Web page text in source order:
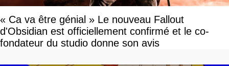
« Ca va être génial » Le nouveau Fallout
d'Obsidian est officiellement confirmé et le co-
fondateur du studio donne son avis